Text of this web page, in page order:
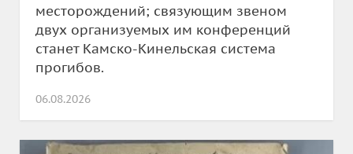
месторождений; связующим звеном
двух организуемых им конференций
станет Камско-Кинельская система
прогибов.
06.08.2026